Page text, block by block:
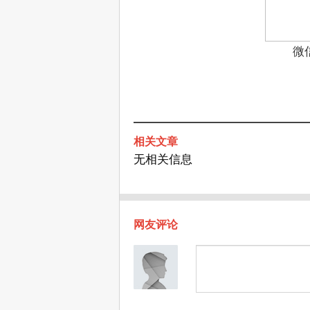
微
相关文章
无相关信息
网友评论